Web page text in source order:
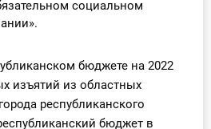
социальном
бюджете на 2022
изъятий из областных
республиканского
бюджет в